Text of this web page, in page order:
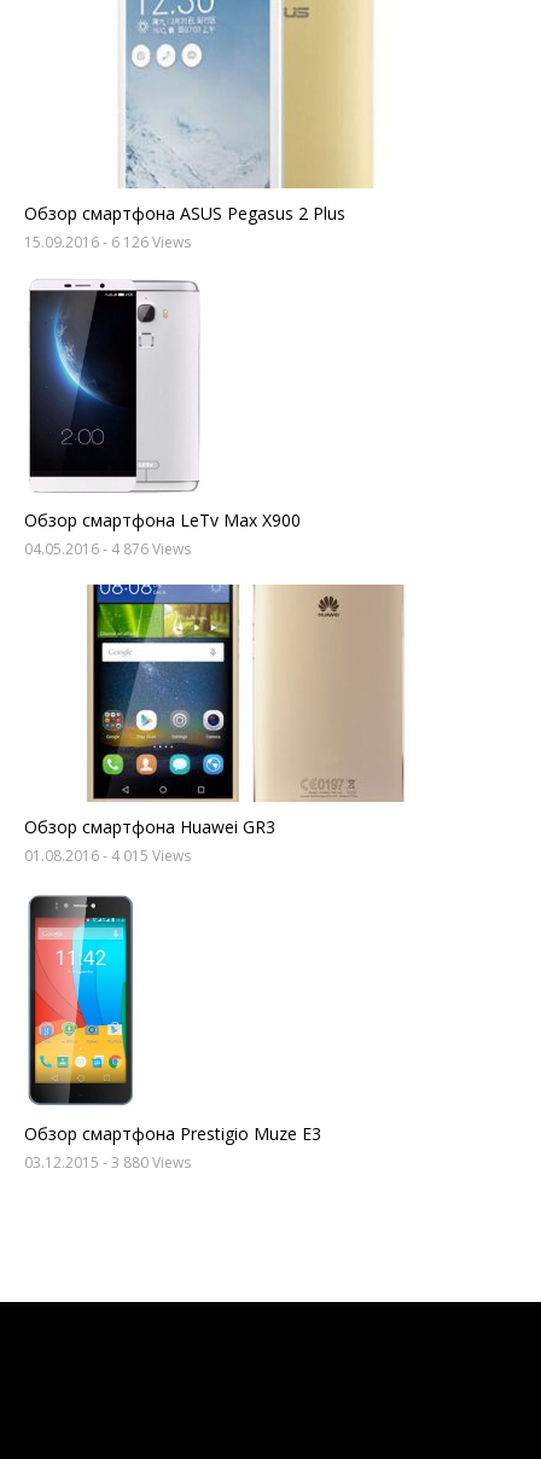
Обзор смартфона ASUS Pegasus 2 Plus
15.09.2016- 6 126 Views
Обзор смартфона LeTv Max X900
04.05.2016- 4 876 Views
Обзор смартфона Huawei GR3
01.08.2016- 4 015 Views
Обзор смартфона Prestigio Muze E3
03.12.2015 - 3 880 Views